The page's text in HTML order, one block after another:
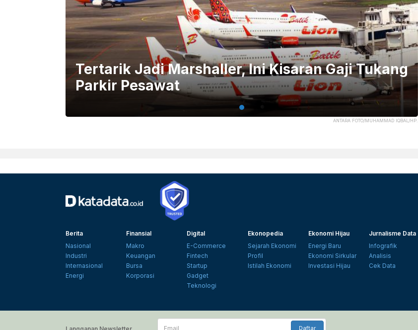
ANTARA FOTO/MUHAMMAD IQBAL/HP.
Tertarik Jadi Marshaller, Ini Kisaran Gaji Tukang
Parkir Pesawat
Berita
Nasional
Industri
Internasional
Energi
Finansial
Makro
Keuangan
Bursa
Korporasi
Digital
E-Commerce
Fintech
Startup
Gadget
Teknologi
Ekonopedia
Sejarah Ekonomi
Profil
Istilah Ekonomi
Ekonomi Hijau
Energi Baru
Ekonomi Sirkular
Investasi Hijau
Jurnalisme Data
Infografik
Analisis
Cek Data
Email
Daftar